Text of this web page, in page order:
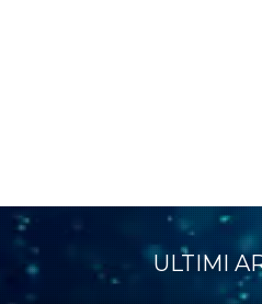
ULTIMI